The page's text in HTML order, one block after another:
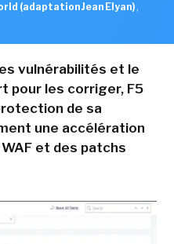
(adaptation Jean Elyan) ,
vulnérabilités et le
pour les corriger, F5
de sa
une accélération
et des patchs